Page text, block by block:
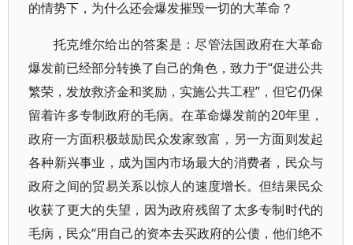
的情势下，为什么还会爆发摧毁一切的大革命？
托克维尔给出的答案是：尽管法国政府在大革命
爆发前已经部分转换了自己的角色，致力于“促进公共
繁荣，发放救济金和奖励，实施公共工程”，但它仍保
留着许多专制政府的毛病。在革命爆发前的20年里，
政府一方面积极鼓励民众发家致富，另一方面则发起
各种新兴事业，成为国内市场最大的消费者，民众与
政府之间的贸易关系以惊人的速度增长。但结果民众
收获了更大的失望，因为政府残留了太多专制时代的
毛病，民众“用自己的资本去买政府的公债，他们绝不